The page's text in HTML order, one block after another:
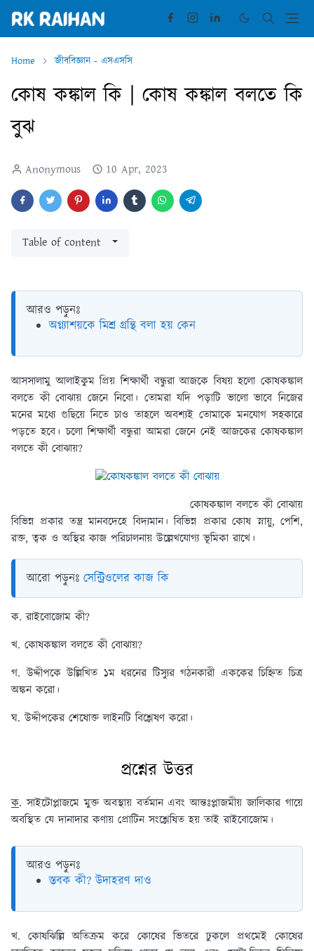
Home জীববিজ্ঞান - এসএসসি
কোষ কঙ্কাল কি | কোষ কঙ্কাল বলতে কি
বুঝ
Anonymous 10 Apr, 2023
Table of content
আরও পড়ুনঃ
অগ্ন্যাশয়কে মিশ্র গ্রন্থি বলা হয় কেন
আসসালামু আলাইকুম প্রিয় শিক্ষার্থী বন্ধুরা আজকে বিষয় হলো কোষকঙ্কাল
বলতে কী বোঝায় জেনে নিবো। তোমরা যদি পড়াটি ভালো ভাবে নিজের
মনের মধ্যে গুছিয়ে নিতে চাও তাহলে অবশ্যই তোমাকে মনযোগ সহকারে
পড়তে হবে। চলো শিক্ষার্থী বন্ধুরা আমরা জেনে নেই আজকের কোষকঙ্কাল
বলতে কী বোঝায়?
কোষকঙ্কাল বলতে কী বোঝায়
বিভিন্ন প্রকার তন্ত্র মানবদেহে বিদ্যমান। বিভিন্ন প্রকার কোষ স্নায়ু, পেশি,
রক্ত, ত্বক ও অস্থির কাজ পরিচালনায় উল্লেখযোগ্য ভূমিকা রাখে।
আরো পড়ুনঃ সেন্ট্রিওলের কাজ কি
ক. রাইবোজোম কী?
খ. কোষকঙ্কাল বলতে কী বোঝায়?
গ. উদ্দীপকে উল্লিখিত ১ম ধরনের টিস্যুর গঠনকারী এককের চিহ্নিত চিত্র
অঙ্কন করো।
ঘ. উদ্দীপকের শেষোক্ত লাইনটি বিশ্লেষণ করো।
প্রশ্নের উত্তর
ক. সাইটোপ্লাজমে মুক্ত অবস্থায় বর্তমান এবং আন্তঃপ্লাজমীয় জালিকার গায়ে
অবস্থিত যে দানাদার কণায় প্রোটিন সংশ্লেষিত হয় তাই রাইবোজোম।
আরও পড়ুনঃ
স্তবক কী? উদাহরণ দাও
খ. কোষঝিল্লি অতিক্রম করে কোষের ভিতরে ঢুকলে প্রথমেই কোষের